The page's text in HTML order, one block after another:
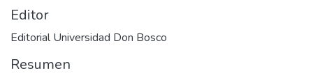
Editor
Editorial Universidad Don Bosco
Resumen